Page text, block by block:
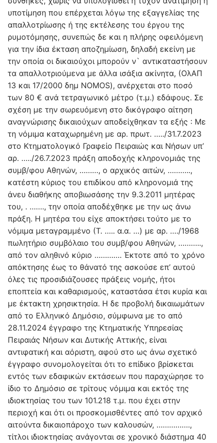
υποτίμηση που επέρχεται λόγω της εξαγγελίας της
απαλλοτρίωσης ή της εκτέλεσης του έργου της
ρυμοτόμησης, συνεπώς δε και η πλήρης οφειλόμενη
για την ίδια έκταση αποζημίωση, δηλαδή εκείνη με
την οποία οι δικαιούχοι μπορούν ν` αντικαταστήσουν
τα απαλλοτριούμενα με άλλα ισάξια ακίνητα, (ΟλΑΠ
13 και 17/2000 δημ NOMOS), ανέρχεται στο ποσό
των 80 € ανά τετραγωνικό μέτρο (τ.μ.) εδάφους. Σε
σχέση με την σωρευόμενη στο δικόγραφο αίτηση
αναγνώρισης δικαιούχων αποδείχθηκαν τα εξής : Με
τη νόμιμα καταχωρημένη με αρ. πρωτ. …../31.7.2023
στο Κτηματολογικό Γραφείο Πειραιώς και Νήσων υπ’
αρ. …../26.7.2023 πράξη αποδοχής κληρονομιάς της
συμβ/φου Αθηνών, ………, ο αρχικός αιτών, ………..,
κατέστη κύριος του επιδίκου από κληρονομιά της
άνευ διαθήκης αποβιωσάσης την 9.3.2011 μητέρας
του, . ……., την οποία αποδέχθηκε με την ως άνω
πράξη. Η μητέρα του είχε αποκτήσει τούτο με το
νόμιμα μεταγραμμένο (Τ. ….. α.α. …) με αρ. …./1968
πωλητήριο συμβόλαιο του συμβ/φου Αθηνών, ………..,
από τον αληθινό κύριο …………. Έκτοτε από το χρόνο
απόκτησης έως το θάνατό της ασκούσε επ’ αυτού
όλες τις προσιδιάζουσες πράξεις νομής, ήτοι
εποπτεία και καθαρισμούς, καταστάσα έτσι κυρία και
με έκτακτη χρησικτησία. Η δε προβολή δικαιωμάτων
από το Ελληνικό Δημόσιο, σύμφωνα με το από
28.11.2024 έγγραφο της Κτηματικής Υπηρεσίας
Πειραιάς Νήσων και Δυτικής Αττικής, είναι
αντιφατική και αόριστη, αφού στο ως άνω σχετικό
έγγραφο συνομολογείται ότι το επίδικο βρίσκεται
εντός των εδαφικών εκτάσεων που παραχώρησε το
ίδιο το Δημόσιο σε τρίτους νόμιμα και εκτός της
ιδιοκτησίας του των 101.218 τ.μ. που έχει στην
περιοχή και ότι οι προσκομισθέντες από τον αρχικό
αιτούντα δικαιοπάροχο των καλουσών, …………….,
τίτλοι ιδιοκτησίας ανάγονται σε χρονικό διάστημα 40